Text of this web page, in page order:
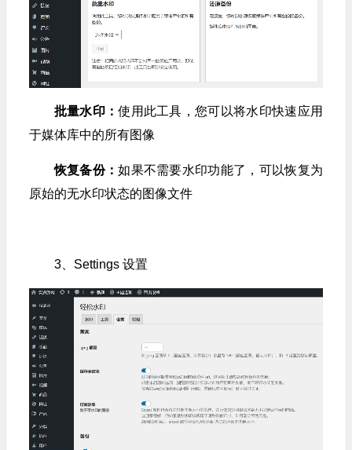
批量水印：使用此工具，您可以将水印快速应用
于媒体库中的所有图像
恢复备份：如果不需要水印功能了，可以恢复为
原始的无水印状态的图像文件
3、Settings 设置